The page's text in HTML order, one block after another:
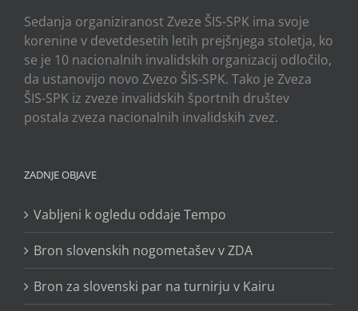
Sedanja organiziranost Zveze ŠIS-SPK ima svoje
korenine v devetdesetih letih prejšnjega stoletja, ko
se je 10 nacionalnih invalidskih organizacij odločilo,
da ustanovijo novo Zvezo ŠIS-SPK. Tako je Zveza
ŠIS-SPK iz zveze invalidskih športnih društev
postala zveza nacionalnih invalidskih zvez.
ZADNJE OBJAVE
Vabljeni k ogledu oddaje Tempo
Bron slovenskih nogometašev v ZDA
Bron za slovenski par na turnirju v Kairu